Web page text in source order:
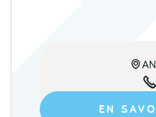


EN